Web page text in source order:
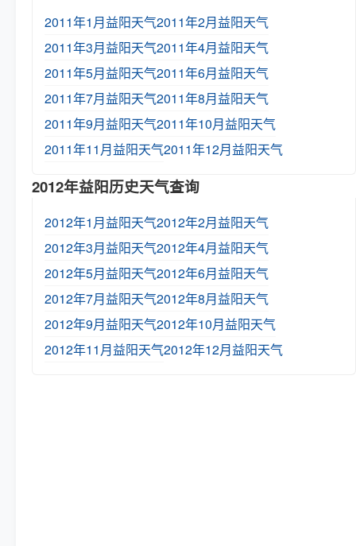
2011年1月益阳天气2011年2月益阳天气
2011年3月益阳天气2011年4月益阳天气
2011年5月益阳天气2011年6月益阳天气
2011年7月益阳天气2011年8月益阳天气
2011年9月益阳天气2011年10月益阳天气
2011年11月益阳天气2011年12月益阳天气
2012年益阳历史天气查询
2012年1月益阳天气2012年2月益阳天气
2012年3月益阳天气2012年4月益阳天气
2012年5月益阳天气2012年6月益阳天气
2012年7月益阳天气2012年8月益阳天气
2012年9月益阳天气2012年10月益阳天气
2012年11月益阳天气2012年12月益阳天气